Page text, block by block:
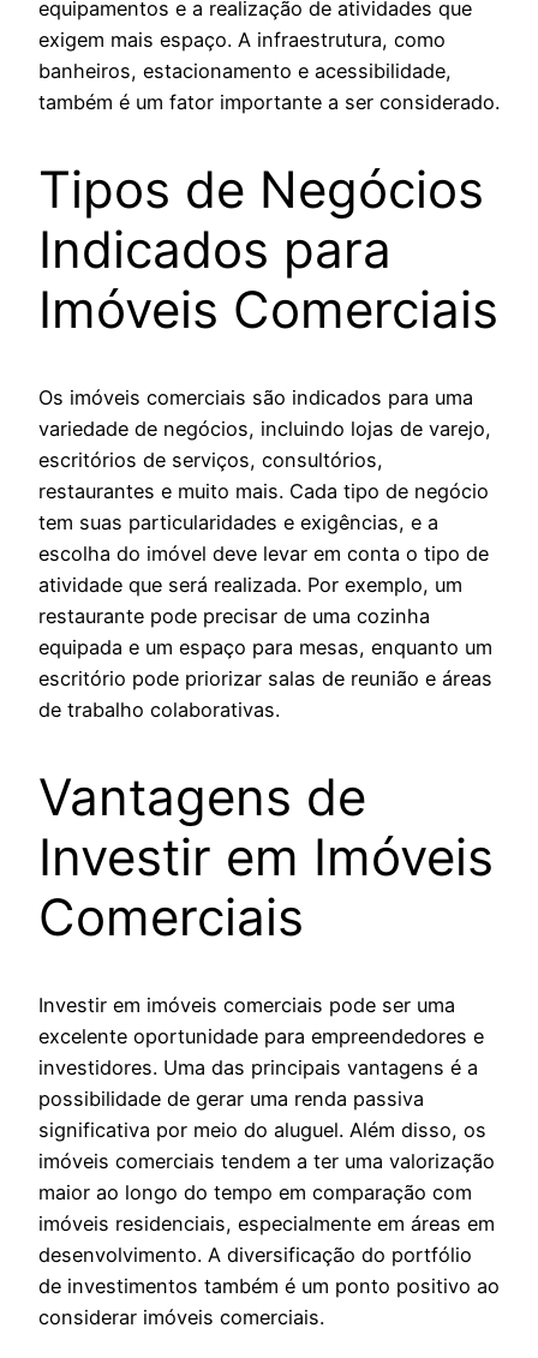
equipamentos e a realização de atividades que
exigem mais espaço. A infraestrutura, como
banheiros, estacionamento e acessibilidade,
também é um fator importante a ser considerado.
Tipos de Negócios
Indicados para
Imóveis Comerciais
Os imóveis comerciais são indicados para uma
variedade de negócios, incluindo lojas de varejo,
escritórios de serviços, consultórios,
restaurantes e muito mais. Cada tipo de negócio
tem suas particularidades e exigências, e a
escolha do imóvel deve levar em conta o tipo de
atividade que será realizada. Por exemplo, um
restaurante pode precisar de uma cozinha
equipada e um espaço para mesas, enquanto um
escritório pode priorizar salas de reunião e áreas
de trabalho colaborativas.
Vantagens de
Investir em Imóveis
Comerciais
Investir em imóveis comerciais pode ser uma
excelente oportunidade para empreendedores e
investidores. Uma das principais vantagens é a
possibilidade de gerar uma renda passiva
significativa por meio do aluguel. Além disso, os
imóveis comerciais tendem a ter uma valorização
maior ao longo do tempo em comparação com
imóveis residenciais, especialmente em áreas em
desenvolvimento. A diversificação do portfólio
de investimentos também é um ponto positivo ao
considerar imóveis comerciais.